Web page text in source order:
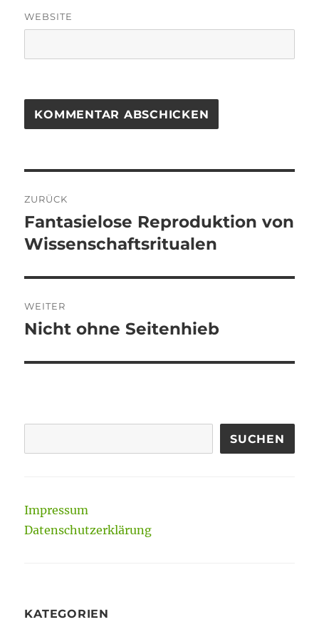
WEBSITE
ZURÜCK
Vorheriger
Beitrag:
Fantasielose Reproduktion von
Wissenschaftsritualen
WEITER
Nächster
Nicht ohne Seitenhieb
SUCHEN
Impressum
Datenschutzerklärung
KATEGORIEN